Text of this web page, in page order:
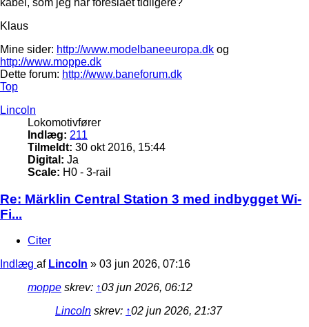
kabel, som jeg har foreslået tidligere?
Klaus
Mine sider: http://www.modelbaneeuropa.dk og
http://www.moppe.dk
Dette forum: http://www.baneforum.dk
Top
Lincoln
Lokomotivfører
Indlæg: 211
Tilmeldt: 30 okt 2016, 15:44
Digital: Ja
Scale: H0 - 3-rail
Re: Märklin Central Station 3 med indbygget Wi-
Fi...
Citer
Indlæg af Lincoln » 03 jun 2026, 07:16
moppe skrev: ↑03 jun 2026, 06:12
Lincoln skrev: ↑02 jun 2026, 21:37